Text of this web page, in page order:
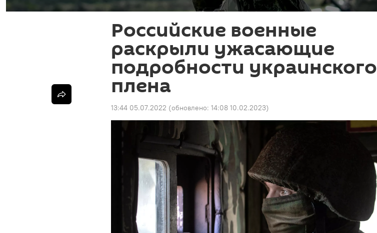
Российские военные
раскрыли ужасающие
подробности украинского
плена
13:44 05.07.2022 (обновлено: 14:08 10.02.2023)